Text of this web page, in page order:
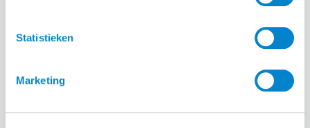
Statistieken
Marketing